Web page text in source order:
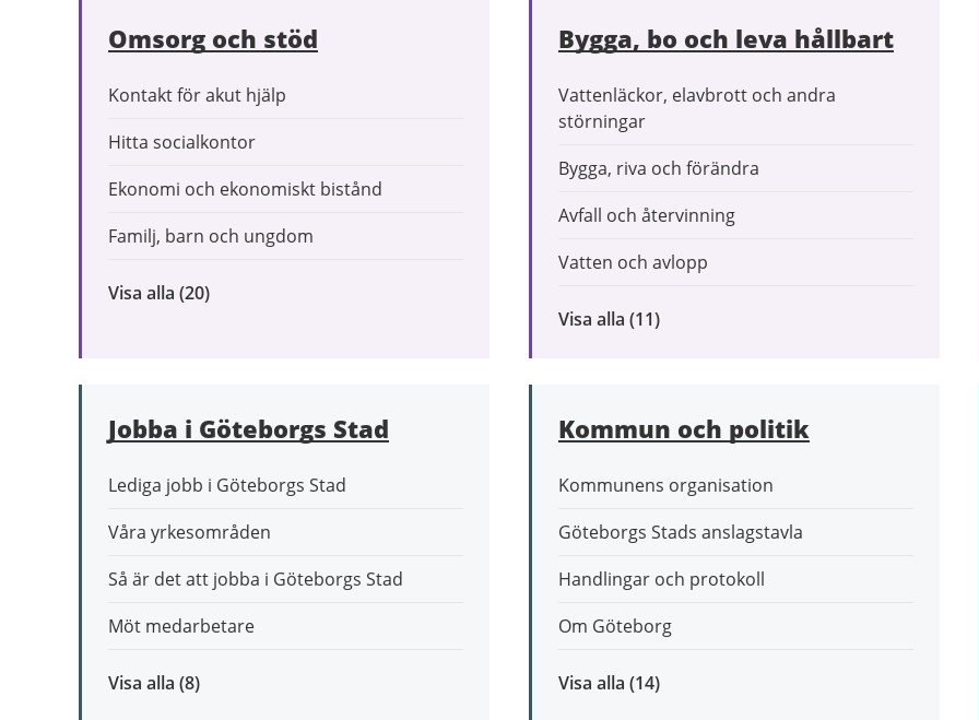
Omsorg och stöd
Kontakt för akut hjälp
Hitta socialkontor
Ekonomi och ekonomiskt bistånd
Familj, barn och ungdom
Visa alla inom
(20)
Bygga, bo och leva hållbart
Vattenläckor, elavbrott och andra
störningar
Bygga, riva och förändra
Avfall och återvinning
Vatten och avlopp
Visa alla inom
leva
hållbart
(11)
Jobba i Göteborgs Stad
Lediga jobb i Göteborgs Stad
Våra yrkesområden
Så är det att jobba i Göteborgs Stad
Möt medarbetare
Visa alla inom
(8)
Kommun och politik
Kommunens organisation
Göteborgs Stads anslagstavla
Handlingar och protokoll
Om Göteborg
Visa alla inom
(14)